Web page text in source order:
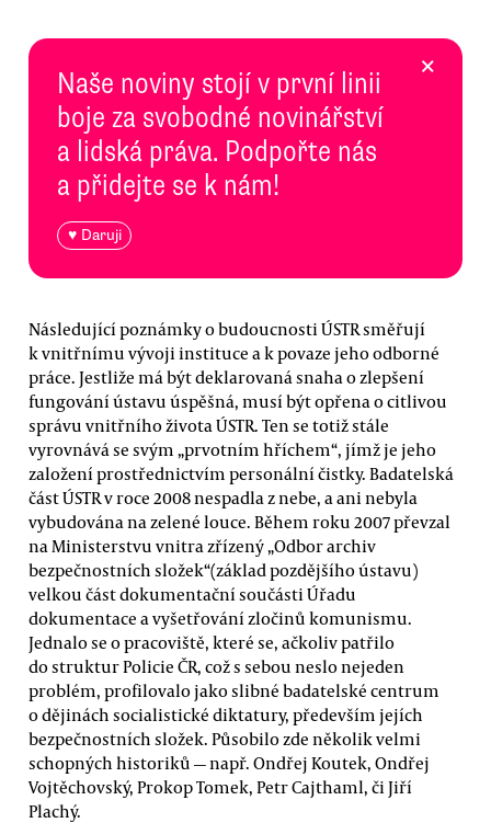
Naše noviny stojí v první linii
boje za svobodné novinářství
a lidská práva. Podpořte nás
a přidejte se k nám!
♥ Daruji
×
Následující poznámky o budoucnosti ÚSTR směřují
k vnitřnímu vývoji instituce a k povaze jeho odborné
práce. Jestliže má být deklarovaná snaha o zlepšení
fungování ústavu úspěšná, musí být opřena o citlivou
správu vnitřního života ÚSTR. Ten se totiž stále
vyrovnává se svým „prvotním hříchem“, jímž je jeho
založení prostřednictvím personální čistky. Badatelská
část ÚSTR v roce 2008 nespadla z nebe, a ani nebyla
vybudována na zelené louce. Během roku 2007 převzal
na Ministerstvu vnitra zřízený „Odbor archiv
bezpečnostních složek“(základ pozdějšího ústavu)
velkou část dokumentační součásti Úřadu
dokumentace a vyšetřování zločinů komunismu.
Jednalo se o pracoviště, které se, ačkoliv patřilo
do struktur Policie ČR, což s sebou neslo nejeden
problém, profilovalo jako slibné badatelské centrum
o dějinách socialistické diktatury, především jejích
bezpečnostních složek. Působilo zde několik velmi
schopných historiků — např. Ondřej Koutek, Ondřej
Vojtěchovský, Prokop Tomek, Petr Cajthaml, či Jiří
Plachý.